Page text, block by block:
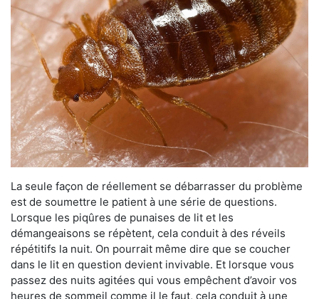
La seule façon de réellement se débarrasser du problème
est de soumettre le patient à une série de questions.
Lorsque les piqûres de punaises de lit et les
démangeaisons se répètent, cela conduit à des réveils
répétitifs la nuit. On pourrait même dire que se coucher
dans le lit en question devient invivable. Et lorsque vous
passez des nuits agitées qui vous empêchent d’avoir vos
heures de sommeil comme il le faut, cela conduit à une